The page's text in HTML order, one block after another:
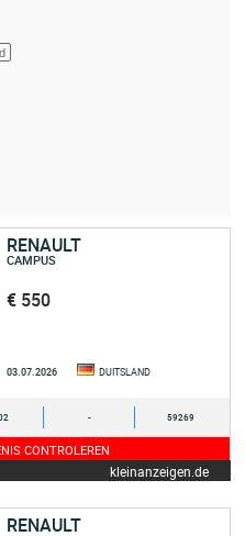
RENAULT
CAMPUS
€ 550
03.07.2026 DUITSLAND
- 59269
CONTROLEREN
kleinanzeigen.de
RENAULT